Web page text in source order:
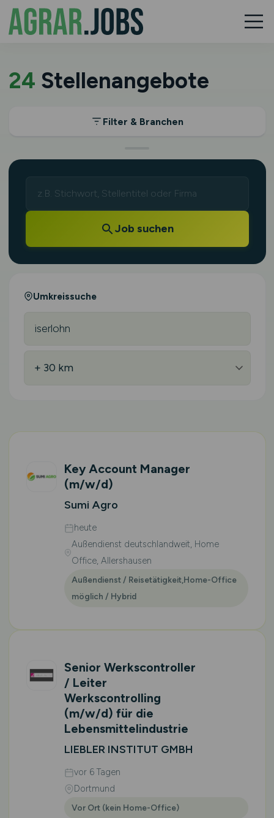
24 Stellenangebote
Filter & Branchen
Job suchen
Umkreissuche
Key Account Manager
(m/w/d)
Sumi Agro
heute
Außendienst deutschlandweit, Home
Office, Allershausen
Außendienst / Reisetätigkeit,Home-Office
möglich / Hybrid
Senior Werkscontroller
/ Leiter
Werkscontrolling
(m/w/d) für die
Lebensmittelindustrie
LIEBLER INSTITUT GMBH
vor 6 Tagen
Dortmund
Vor Ort (kein Home-Office)